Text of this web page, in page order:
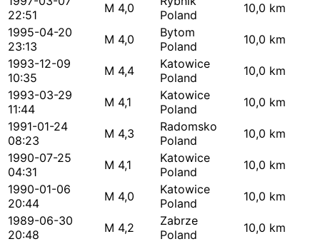
22:51
M 4,0
Poland
10,0 km
1995-04-20
23:13
M 4,0
Bytom
Poland
10,0 km
1993-12-09
10:35
M 4,4
Katowice
Poland
10,0 km
1993-03-29
11:44
M 4,1
Katowice
Poland
10,0 km
1991-01-24
08:23
M 4,3
Radomsko
Poland
10,0 km
1990-07-25
04:31
M 4,1
Katowice
Poland
10,0 km
1990-01-06
20:44
M 4,0
Katowice
Poland
10,0 km
1989-06-30
20:48
M 4,2
Zabrze
Poland
10,0 km